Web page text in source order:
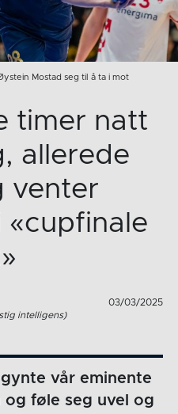
Mostad seg til å ta i mot
timer natt
allerede
venter
«cupfinale
03/03/2025
intelligens)
vår eminente
og føle seg uvel og